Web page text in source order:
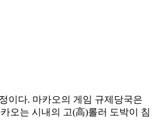
이다. 마카오의 게임 규제당국은
오는 시내의 고(高)롤러 도박이 침